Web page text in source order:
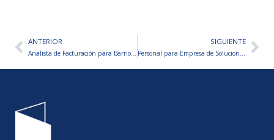
AntANTERIOR
Analista de Facturación para Barrio Cerrado – ZONA LOS CARDALES
SIGUIENTE
Personal para Empresa de Soluciones Tecnológicas